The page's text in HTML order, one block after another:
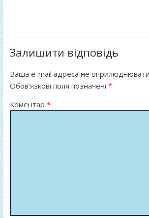
o
k
т
и
ся
Залишити відповідь
Ваша e-mail адреса не
Обов’язкові поля позначені *
Коментар *